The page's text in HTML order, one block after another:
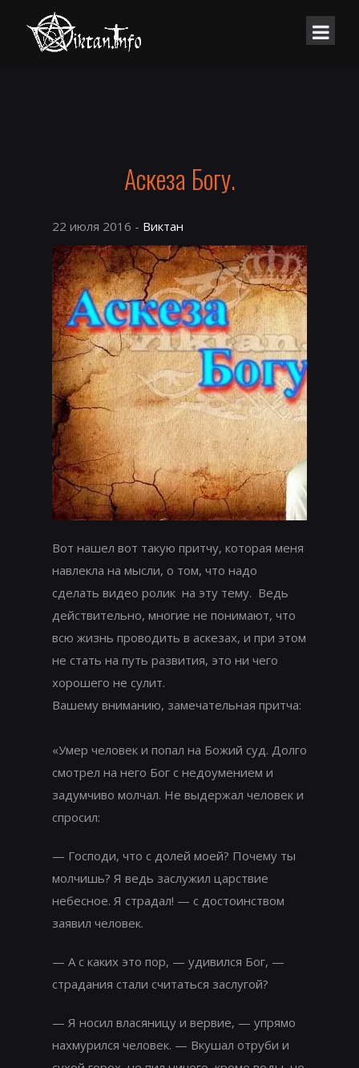
Аскеза Богу.
22 июля 2016 - Виктан
Вот нашел вот такую притчу, которая меня
навлекла на мысли, о том, что надо
сделать видео ролик на эту тему. Ведь
действительно, многие не понимают, что
всю жизнь проводить в аскезах, и при этом
не стать на путь развития, это ни чего
хорошего не сулит.
Вашему вниманию, замечательная притча:
«Умер человек и попал на Божий суд. Долго
смотрел на него Бог с недоумением и
задумчиво молчал. Не выдержал человек и
спросил:
— Господи, что с долей моей? Почему ты
молчишь? Я ведь заслужил царствие
небесное. Я страдал! — с достоинством
заявил человек.
— А с каких это пор, — удивился Бог, —
страдания стали считаться заслугой?
— Я носил власяницу и вервие, — упрямо
нахмурился человек. — Вкушал отруби и